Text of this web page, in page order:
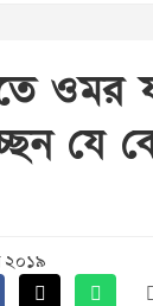
ওমর
যে
২০১৯